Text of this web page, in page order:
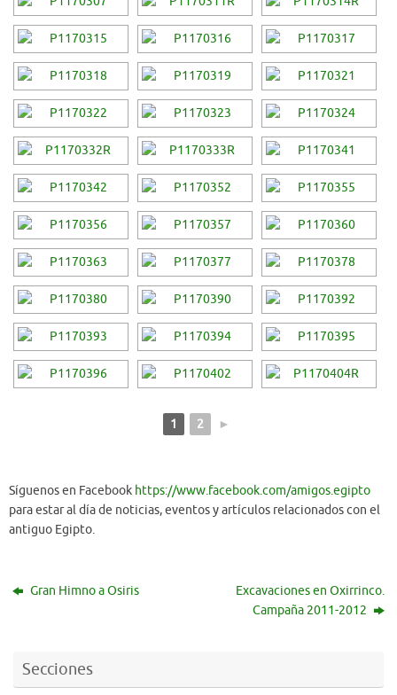
1 2 ►
Síguenos en Facebook https://www.facebook.com/amigos.egipto
para estar al día de noticias, eventos y artículos relacionados con el
antiguo Egipto.
Gran Himno a Osiris
Excavaciones en Oxirrinco.
Campaña 2011-2012
Secciones